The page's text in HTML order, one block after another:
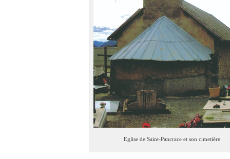
Eglise de Saint-Pancrace et son cimetière